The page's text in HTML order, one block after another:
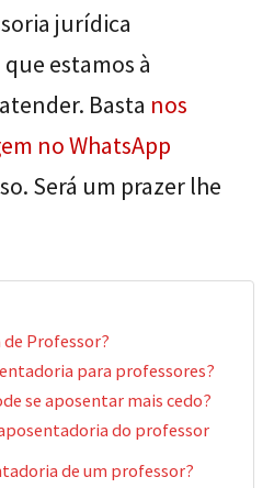
jurídica
estamos à
Basta nos
no WhatsApp
Será um prazer lhe
Professor?
para professores?
se aposentar mais cedo?
do professor
de um professor?